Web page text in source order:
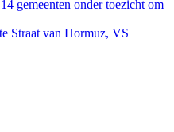
gemeenten onder toezicht om
Straat van Hormuz, VS